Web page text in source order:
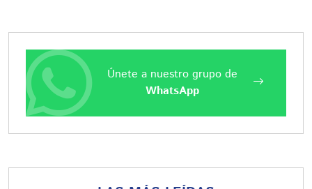
Únete a nuestro grupo de
WhatsApp